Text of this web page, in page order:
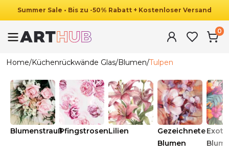
Summer Sale • Bis zu -50% Rabatt + Kostenloser Versand
0
Home/Küchenrückwände Glas/Blumen/Tulpen
BlumenstraußPfingstrosenLilien
Gezeichnete
Blumen